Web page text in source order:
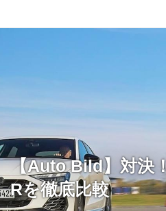
【Auto Bild】対決
Rを徹底比較